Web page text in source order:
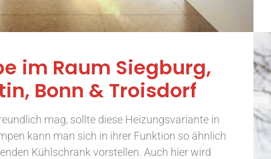
im Raum Siegburg,
Bonn & Troisdorf
mag, sollte diese Heizungsvariante in
kann man sich in ihrer Funktion so ähnlich
Kühlschrank vorstellen. Auch hier wird